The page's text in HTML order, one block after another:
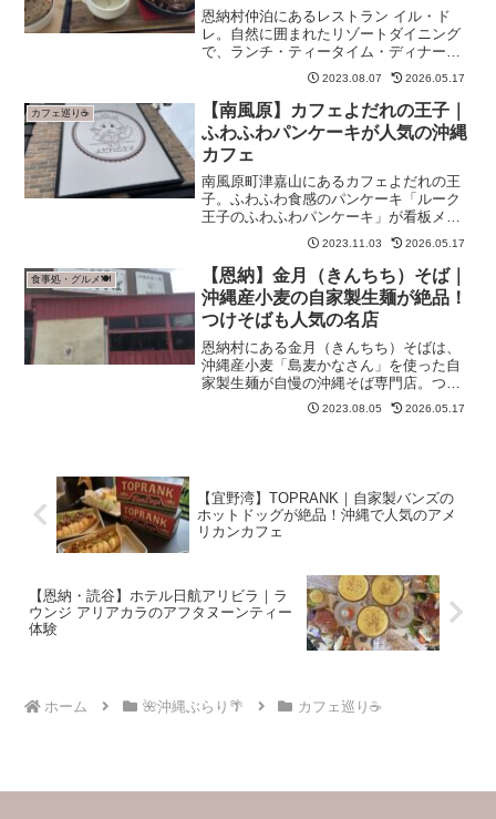
恩納村仲泊にあるレストラン イル・ド
レ。自然に囲まれたリゾートダイニング
で、ランチ・ティータイム・ディナーと
幅広く利用できます。2023.08.07 2026.05.17
カフェ巡り☕
【南風原】カフェよだれの王子｜
ふわふわパンケーキが人気の沖縄
カフェ
南風原町津嘉山にあるカフェよだれの王
子。ふわふわ食感のパンケーキ「ルーク
王子のふわふわパンケーキ」が看板メニ
ュー。ローストビーフサンドなどのラン
チも充実した沖縄南部の人気カフェで
す。
2023.11.03 2026.05.17
食事処・グルメ🍽️
【恩納】金月（きんちち）そば｜
沖縄産小麦の自家製生麺が絶品！
つけそばも人気の名店
恩納村にある金月（きんちち）そばは、
沖縄産小麦「島麦かなさん」を使った自
家製生麺が自慢の沖縄そば専門店。つけ
そばや坦々そばなど個性的なメニューも
揃う、地元民にも人気の名店です。
2023.08.05 2026.05.17
【宜野湾】TOPRANK｜自家製バンズの
ホットドッグが絶品！沖縄で人気のアメ
リカンカフェ
【恩納・読谷】ホテル日航アリビラ｜ラ
ウンジ アリアカラのアフタヌーンティー
体験
ホーム 🌺沖縄ぶらり🌴 カフェ巡り☕